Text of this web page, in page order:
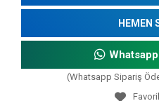
HEMEN
(Whatsapp Sipariş